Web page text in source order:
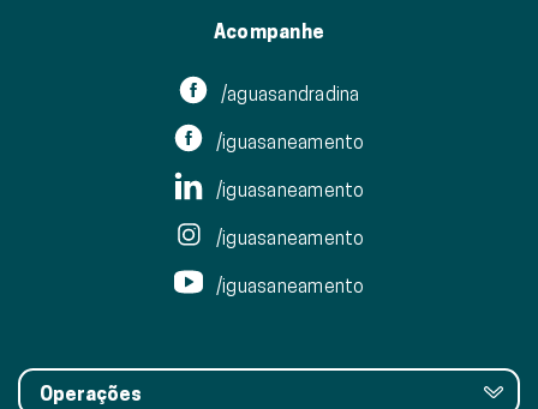
Acompanhe
/aguasandradina
/iguasaneamento
/iguasaneamento
/iguasaneamento
/iguasaneamento
Operações